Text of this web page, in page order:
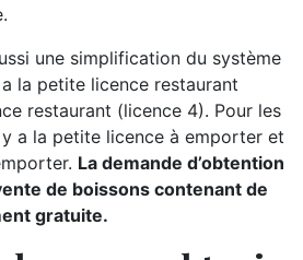
une simplification du système
la petite licence restaurant
restaurant (licence 4). Pour les
a la petite licence à emporter et
La demande d’obtention
de boissons contenant de
gratuite.